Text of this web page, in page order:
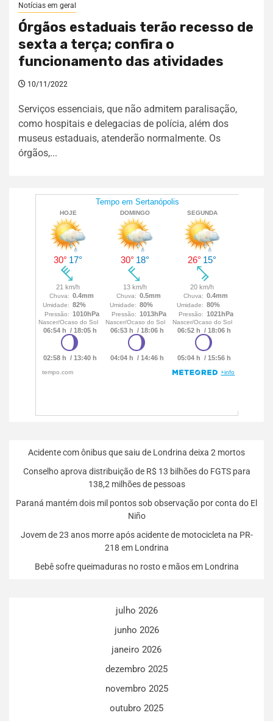
Notícias em geral
Órgãos estaduais terão recesso de
sexta a terça; confira o
funcionamento das atividades
10/11/2022
Serviços essenciais, que não admitem paralisação,
como hospitais e delegacias de polícia, além dos
museus estaduais, atenderão normalmente. Os
órgãos,...
Acidente com ônibus que saiu de Londrina deixa 2 mortos
Conselho aprova distribuição de R$ 13 bilhões do FGTS para
138,2 milhões de pessoas
Paraná mantém dois mil pontos sob observação por conta do El
Niño
Jovem de 23 anos morre após acidente de motocicleta na PR-
218 em Londrina
Bebê sofre queimaduras no rosto e mãos em Londrina
julho 2026
junho 2026
janeiro 2026
dezembro 2025
novembro 2025
outubro 2025